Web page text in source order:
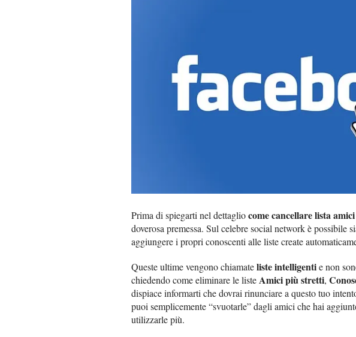
Prima di spiegarti nel dettagliocome cancellare lista
doverosa premessa. Sul celebre social network è possibile
aggiungere i propri conoscenti alle liste create
Queste ultime vengono chiamateliste intelligentie non
chiedendo come eliminare le listeAmici più stretti,
dispiace informarti che dovrai rinunciare a questo tuo
puoi semplicemente “svuotarle” dagli amici che hai
utilizzarle più.